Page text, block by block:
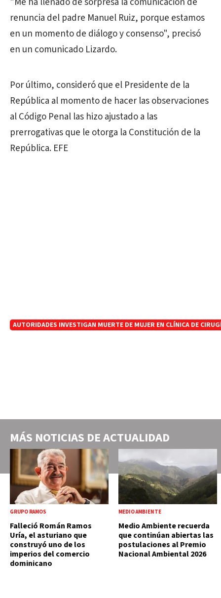
renuncia del padre Manuel Ruiz, porque estamos
en un momento de diálogo y consenso", precisó
en un comunicado Lizardo.
Por último, consideró que el Presidente de la
República al momento de hacer las observaciones
al Código Penal las hizo ajustado a las
prerrogativas que le otorga la Constitución de la
República. EFE
AUTORIDADES INVESTIGAN MUERTE DE MUJER EN CLÍNICA DE
MÁS NOTICIAS DEACTUALIDAD
GRUPO RAMOS
Falleció Román Ramos
Uría, el asturiano que
construyó uno de los
imperios del comercio
dominicano
MEDIO AMBIENTE
Medio Ambiente recuerda
que continúan abiertas las
postulaciones al Premio
Nacional Ambiental 2026